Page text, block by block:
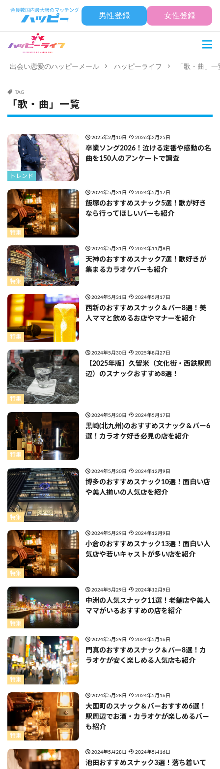
男性登録 女性登録
出会い恋愛のハッピーメール ハッピーライフ 「歌・曲」一
TAG
「歌・曲」一覧
トレンド
2025年2月10日 2026年2月25日
卒業ソング2026！泣ける定番や感動の名
曲を150人のアンケートで調査
特集
2024年5月31日 2024年5月17日
飯塚のおすすめスナック5選！歌が好き
なら行ってほしいバーも紹介
特集
2024年5月31日 2024年11月8日
天神のおすすめスナック7選！歌好きが
集まるカラオケバーも紹介
特集
2024年5月31日 2024年5月17日
西新のおすすめスナック＆バー8選！美
人ママと飲めるお店やマナーを紹介
特集
2024年5月30日 2025年8月27日
【2025年版】久留米（文化街・西鉄駅周
辺）のスナックおすすめ8選！
特集
2024年5月30日 2024年5月17日
黒崎(北九州)のおすすめスナック＆バー6
選！カラオケ好き必見の店を紹介
特集
2024年5月30日 2024年12月9日
博多のおすすめスナック10選！面白い店
や美人揃いの人気店を紹介
特集
2024年5月29日 2024年12月9日
小倉のおすすめスナック13選！面白い人
気店や若いキャストが多い店を紹介
特集
2024年5月29日 2024年12月9日
中洲の人気スナック11選！老舗店や美人
ママがいるおすすめの店を紹介
特集
2024年5月29日 2024年5月16日
門真のおすすめスナック＆バー8選！カ
ラオケが安く楽しめる人気店も紹介
特集
2024年5月28日 2024年5月16日
大国町のスナック＆バーおすすめ6選！
駅周辺でお酒・カラオケが楽しめるバー
も紹介
2024年5月28日 2024年5月16日
池田おすすめスナック3選！落ち着いて